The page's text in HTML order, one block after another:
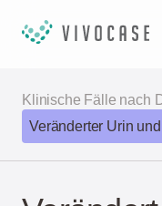
Klinische Fälle nach
Veränderter Urin